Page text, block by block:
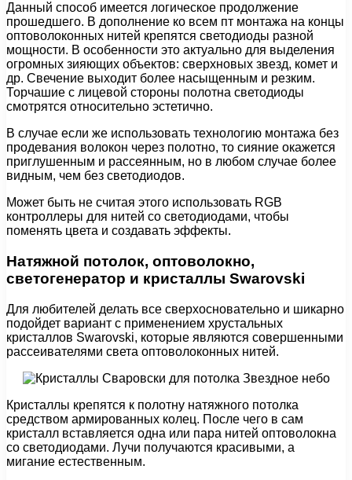
Данный способ имеется логическое продолжение
прошедшего. В дополнение ко всем пт монтажа на концы
оптоволоконных нитей крепятся светодиоды разной
мощности. В особенности это актуально для выделения
огромных зияющих объектов: сверхновых звезд, комет и
др. Свечение выходит более насыщенным и резким.
Торчашие с лицевой стороны полотна светодиоды
смотрятся относительно эстетично.
В случае если же использовать технологию монтажа без
продевания волокон через полотно, то сияние окажется
приглушенным и рассеянным, но в любом случае более
видным, чем без светодиодов.
Может быть не считая этого использовать RGB
контроллеры для нитей со светодиодами, чтобы
поменять цвета и создавать эффекты.
Натяжной потолок, оптоволокно,
светогенератор и кристаллы Swarovski
Для любителей делать все сверхосновательно и шикарно
подойдет вариант с применением хрустальных
кристаллов Swarovski, которые являются совершенными
рассеивателями света оптоволоконных нитей.
Кристаллы крепятся к полотну натяжного потолка
средством армированных колец. После чего в сам
кристалл вставляется одна или пара нитей оптоволокна
со светодиодами. Лучи получаются красивыми, а
мигание естественным.